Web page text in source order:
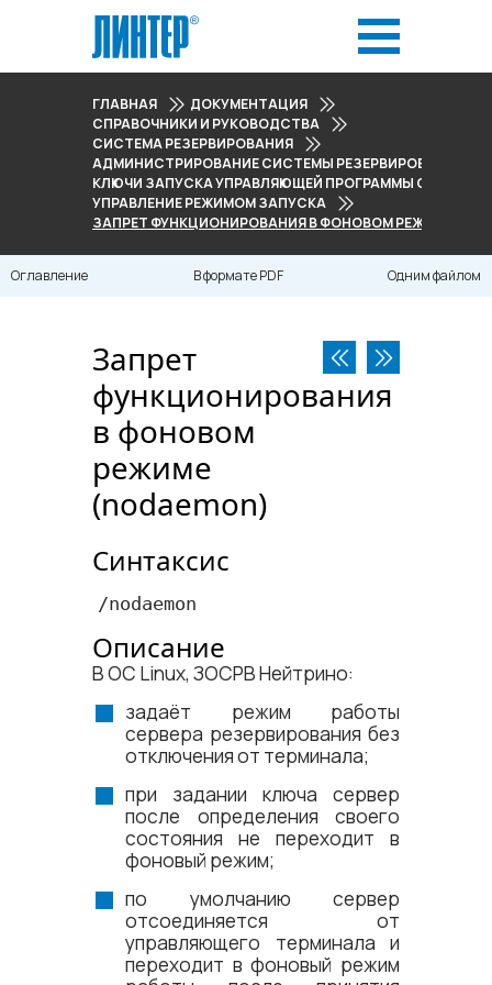
ГЛАВНАЯ
ДОКУМЕНТАЦИЯ
СПРАВОЧНИКИ И РУКОВОДСТВА
СИСТЕМА РЕЗЕРВИРОВАНИЯ
АДМИНИСТРИРОВАНИЕ СИСТЕМЫ РЕЗЕРВИРОВАНИЯ
КЛЮЧИ ЗАПУСКА УПРАВЛЯЮЩЕЙ ПРОГРАММЫ СИСТЕМЫ
УПРАВЛЕНИЕ РЕЖИМОМ ЗАПУСКА
ЗАПРЕТ ФУНКЦИОНИРОВАНИЯ В ФОНОВОМ РЕЖИМЕ
Оглавление В формате PDF Одним файлом
Запрет
функционирования
в фоновом
режиме
(nodaemon)
Синтаксис
/nodaemon
Описание
В ОС Linux, ЗОСРВ Нейтрино:
задаёт режим работы
сервера резервирования без
отключения от терминала;
при задании ключа сервер
после определения своего
состояния не переходит в
фоновый режим;
по умолчанию сервер
отсоединяется от
управляющего терминала и
переходит в фоновый режим